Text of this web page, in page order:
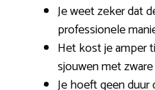
Je weet zeker dat
professionele
Het kost je amper
sjouwen met
Je hoeft geen